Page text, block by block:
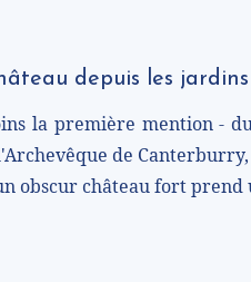
depuis les jardins
la première mention -
de
obscur château fort